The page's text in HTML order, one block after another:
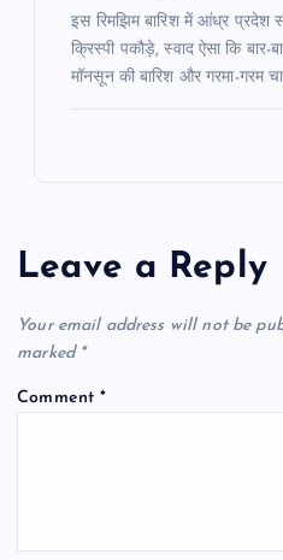
इस रिमझिम बारिश में आंध्र प्रदेश
क्रिस्पी पकौड़े, स्वाद ऐसा कि बार-
मॉनसून की बारिश और गरमा-गरम
Leave a Reply
Your email address will not be
marked *
Comment*